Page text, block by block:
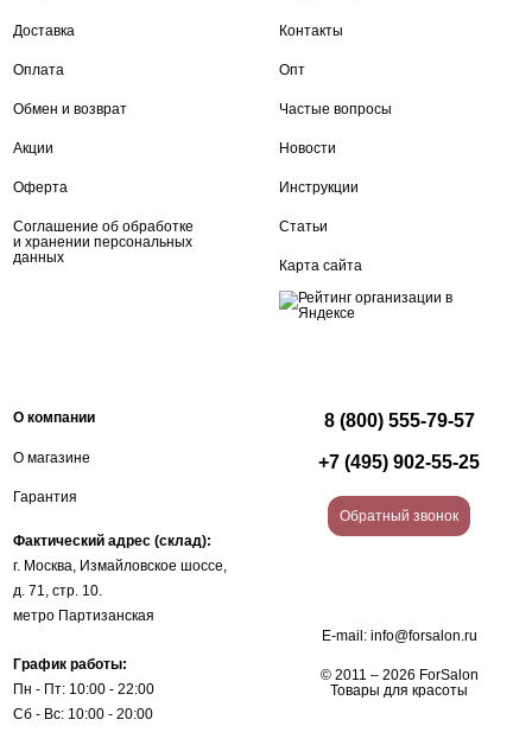
Доставка
Оплата
Обмен и возврат
Акции
Оферта
Соглашение об обработке
и хранении персональных
данных
Контакты
Опт
Частые вопросы
Новости
Инструкции
Статьи
Карта сайта
О компании
О магазине
Гарантия
Фактический адрес (склад):
г. Москва, Измайловское шоссе,
д. 71, стр. 10.
метро Партизанская
График работы:
Пн - Пт: 10:00 - 22:00
Сб - Вс: 10:00 - 20:00
8 (800) 555-79-57
+7 (495) 902-55-25
Обратный звонок
E-mail: info@forsalon.ru
© 2011 – 2026 ForSalon
Товары для красоты